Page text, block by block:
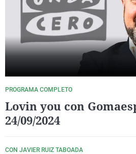
PROGRAMA COMPLETO
Lovin you con
24/09/2024
CON JAVIER RUIZ TABOADA